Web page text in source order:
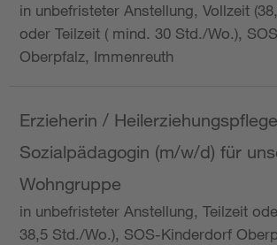
in unbefristeter Anstellung, Vollzeit
oder Teilzeit ( mind. 30 Std./Wo.),
Oberpfalz, Immenreuth
Erzieherin /
Sozialpädagogin (m/w/d) für
Wohngruppe
in unbefristeter Anstellung, Teilzeit
38,5 Std./Wo.), SOS-Kinderdorf